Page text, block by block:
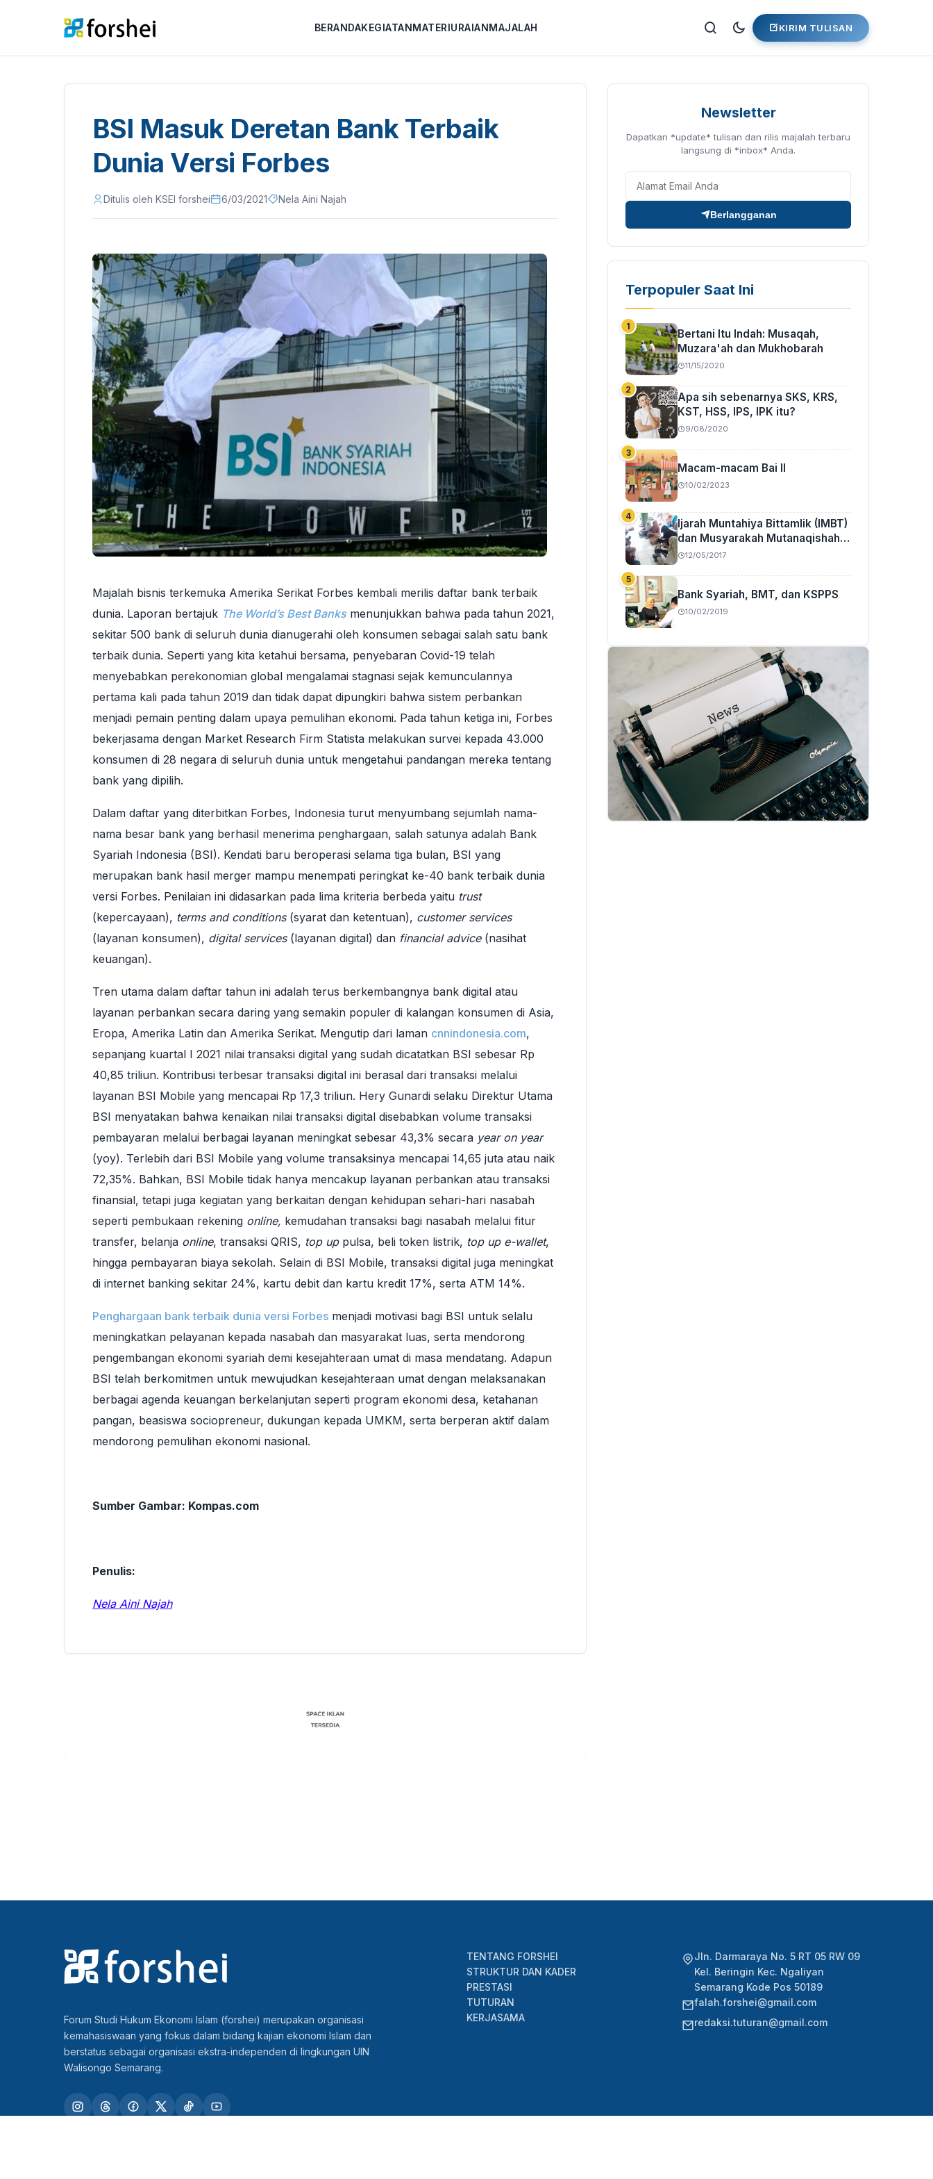
BERANDAKEGIATANMATERIURAIANMAJALAH KIRIM TULISAN
BSI Masuk Deretan Bank Terbaik
Dunia Versi Forbes
Ditulis oleh KSEI forshei 6/03/2021 Nela Aini Najah
Majalah bisnis terkemuka Amerika Serikat Forbes kembali merilis daftar bank terbaik
dunia. Laporan bertajuk The World’s Best Banks menunjukkan bahwa pada tahun 2021,
sekitar 500 bank di seluruh dunia dianugerahi oleh konsumen sebagai salah satu bank
terbaik dunia. Seperti yang kita ketahui bersama, penyebaran Covid-19 telah
menyebabkan perekonomian global mengalamai stagnasi sejak kemunculannya
pertama kali pada tahun 2019 dan tidak dapat dipungkiri bahwa sistem perbankan
menjadi pemain penting dalam upaya pemulihan ekonomi. Pada tahun ketiga ini, Forbes
bekerjasama dengan Market Research Firm Statista melakukan survei kepada 43.000
konsumen di 28 negara di seluruh dunia untuk mengetahui pandangan mereka tentang
bank yang dipilih.
Dalam daftar yang diterbitkan Forbes, Indonesia turut menyumbang sejumlah nama-
nama besar bank yang berhasil menerima penghargaan, salah satunya adalah Bank
Syariah Indonesia (BSI). Kendati baru beroperasi selama tiga bulan, BSI yang
merupakan bank hasil merger mampu menempati peringkat ke-40 bank terbaik dunia
versi Forbes. Penilaian ini didasarkan pada lima kriteria berbeda yaitu trust
(kepercayaan), terms and conditions(syarat dan ketentuan), customer services
(layanan konsumen), digital services(layanan digital) dan financial advice(nasihat
keuangan).
Tren utama dalam daftar tahun ini adalah terus berkembangnya bank digital atau
layanan perbankan secara daring yang semakin populer di kalangan konsumen di Asia,
Eropa, Amerika Latin dan Amerika Serikat. Mengutip dari laman cnnindonesia.com,
sepanjang kuartal I 2021 nilai transaksi digital yang sudah dicatatkan BSI sebesar Rp
40,85 triliun. Kontribusi terbesar transaksi digital ini berasal dari transaksi melalui
layanan BSI Mobile yang mencapai Rp 17,3 triliun. Hery Gunardi selaku Direktur Utama
BSI menyatakan bahwa kenaikan nilai transaksi digital disebabkan volume transaksi
pembayaran melalui berbagai layanan meningkat sebesar 43,3% secara year on year
(yoy). Terlebih dari BSI Mobile yang volume transaksinya mencapai 14,65 juta atau naik
72,35%. Bahkan, BSI Mobile tidak hanya mencakup layanan perbankan atau transaksi
finansial, tetapi juga kegiatan yang berkaitan dengan kehidupan sehari-hari nasabah
seperti pembukaan rekening online, kemudahan transaksi bagi nasabah melalui fitur
transfer, belanja online, transaksi QRIS, top uppulsa, beli token listrik, top up e-wallet,
hingga pembayaran biaya sekolah. Selain di BSI Mobile, transaksi digital juga meningkat
di internet banking sekitar 24%, kartu debit dan kartu kredit 17%, serta ATM 14%.
Penghargaan bank terbaik dunia versi Forbes menjadi motivasi bagi BSI untuk selalu
meningkatkan pelayanan kepada nasabah dan masyarakat luas, serta mendorong
pengembangan ekonomi syariah demi kesejahteraan umat di masa mendatang. Adapun
BSI telah berkomitmen untuk mewujudkan kesejahteraan umat dengan melaksanakan
berbagai agenda keuangan berkelanjutan seperti program ekonomi desa, ketahanan
pangan, beasiswa sociopreneur, dukungan kepada UMKM, serta berperan aktif dalam
mendorong pemulihan ekonomi nasional.
Sumber Gambar: Kompas.com
Penulis:
Nela Aini Najah
Newsletter
Dapatkan *update* tulisan dan rilis majalah terbaru
langsung di *inbox* Anda.
Berlangganan
Terpopuler Saat Ini
Bertani Itu Indah: Musaqah,
Muzara'ah dan Mukhobarah
11/15/2020
Apa sih sebenarnya SKS, KRS,
KST, HSS, IPS, IPK itu?
9/08/2020
Macam-macam Bai II
10/02/2023
Ijarah Muntahiya Bittamlik (IMBT)
dan Musyarakah Mutanaqishah
(MMQ)
12/05/2017
Bank Syariah, BMT, dan KSPPS
10/02/2019
Forum Studi Hukum Ekonomi Islam (forshei) merupakan organisasi
kemahasiswaan yang fokus dalam bidang kajian ekonomi Islam dan
berstatus sebagai organisasi ekstra-independen di lingkungan UIN
Walisongo Semarang.
TENTANG FORSHEI
STRUKTUR DAN KADER
PRESTASI
TUTURAN
KERJASAMA
Jln. Darmaraya No. 5 RT 05 RW 09
Kel. Beringin Kec. Ngaliyan
Semarang Kode Pos 50189
falah.forshei@gmail.com
redaksi.tuturan@gmail.com